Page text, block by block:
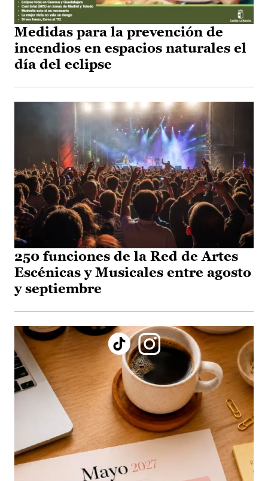
Medidas para la prevención de
incendios en espacios naturales el
día del eclipse
250 funciones de la Red de Artes
Escénicas y Musicales entre agosto
y septiembre